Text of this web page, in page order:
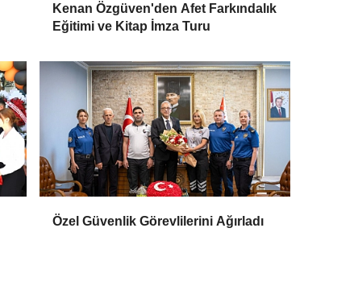
Kenan Özgüven'den Afet Farkındalık
Eğitimi ve Kitap İmza Turu
Özel Güvenlik Görevlilerini Ağırladı